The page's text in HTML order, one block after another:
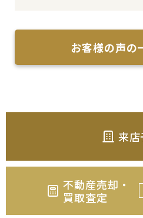
お客様の声の
来店
不動産売却・
買取査定